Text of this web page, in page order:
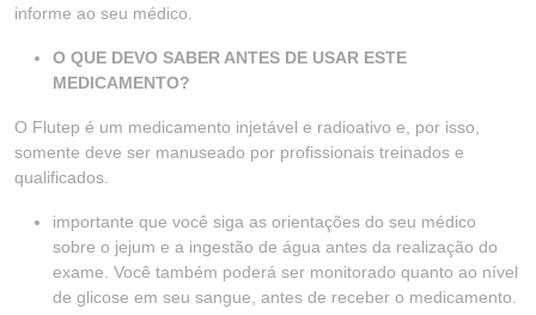
informe ao seu médico.
O QUE DEVO SABER ANTES DE USAR ESTE
MEDICAMENTO?
O Flutep é um medicamento injetável e radioativo e, por isso,
somente deve ser manuseado por profissionais treinados e
qualificados.
importante que você siga as orientações do seu médico
sobre o jejum e a ingestão de água antes da realização do
exame. Você também poderá ser monitorado quanto ao nível
de glicose em seu sangue, antes de receber o medicamento.